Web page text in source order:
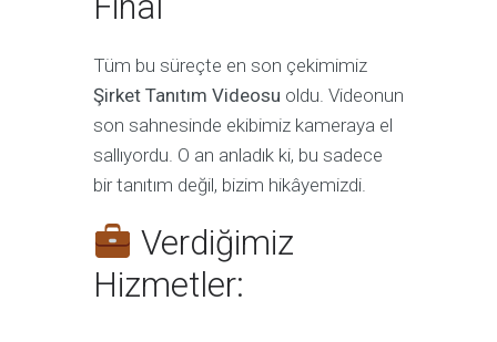
Tüm bu süreçte en son çekimimiz
Şirket Tanıtım Videosu oldu. Videonun
son sahnesinde ekibimiz kameraya el
sallıyordu. O an anladık ki, bu sadece
bir tanıtım değil, bizim hikâyemizdi.
Verdiğimiz
Hizmetler: